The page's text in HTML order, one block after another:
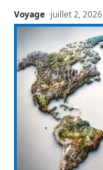
Voyage juillet 2, 2026